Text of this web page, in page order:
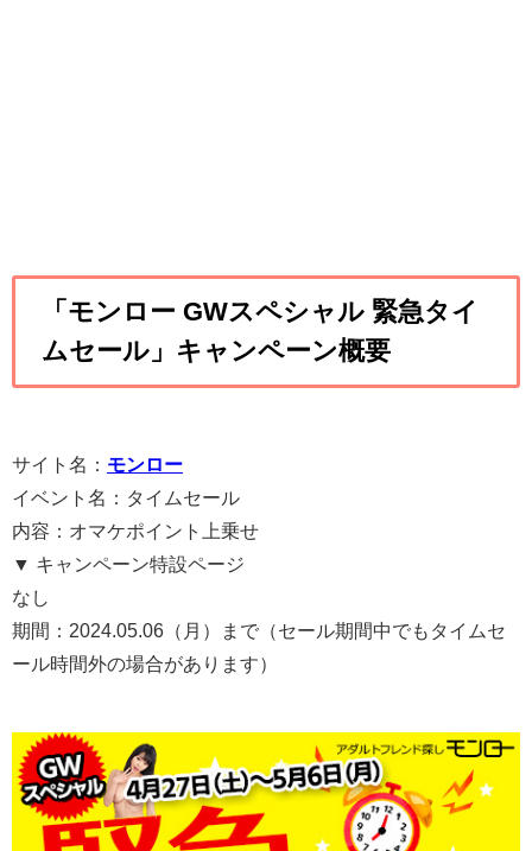
「モンロー GWスペシャル 緊急タイ
ムセール」キャンペーン概要
サイト名： モンロー
イベント名：タイムセール
内容：オマケポイント上乗せ
▼ キャンペーン特設ページ
なし
期間：2024.05.06（月）まで（セール期間中でもタイムセ
ール時間外の場合があります）